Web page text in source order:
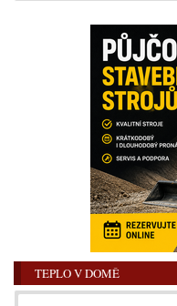
TEPLO V DOMĚ